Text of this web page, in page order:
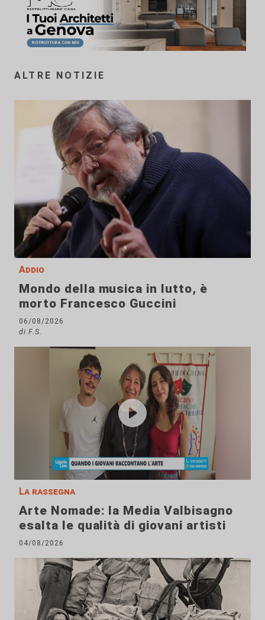
ALTRE NOTIZIE
Addio
Mondo della musica in lutto, è
morto Francesco Guccini
06/08/2026
di F.S.
La rassegna
Arte Nomade: la Media Valbisagno
esalta le qualità di giovani artisti
04/08/2026